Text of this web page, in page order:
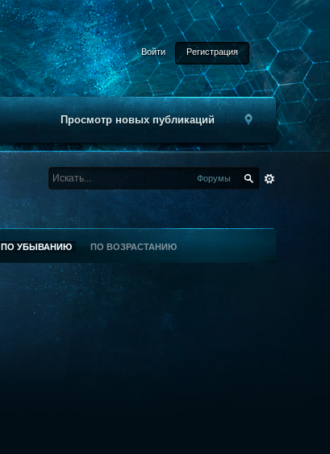
Войти Регистрация
Просмотр новых публикаций
Форумы
ПО УБЫВАНИЮ ПО ВОЗРАСТАНИЮ